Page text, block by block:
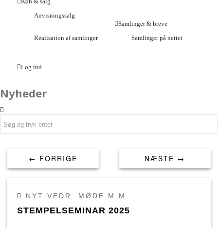
Anvisningssalg
Realisation af samlinger
Samlinger & breve
Samlinger på nettet
Log ind
Nyheder
← FORRIGE NÆSTE →
NYT VEDR. MØDE M.M.
STEMPELSEMINAR 2025